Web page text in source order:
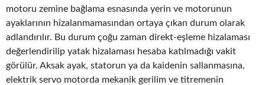
motoru zemine bağlama esnasında yerin ve motorunun
ayaklarının hizalanmamasından ortaya çıkan durum olarak
adlandırılır. Bu durum çoğu zaman direkt-eşleme hizalaması
değerlendirilip yatak hizalaması hesaba katılmadığı vakit
görülür. Aksak ayak, statorun ya da kaidenin sallanmasına,
elektrik servo motorda mekanik gerilim ve titremenin